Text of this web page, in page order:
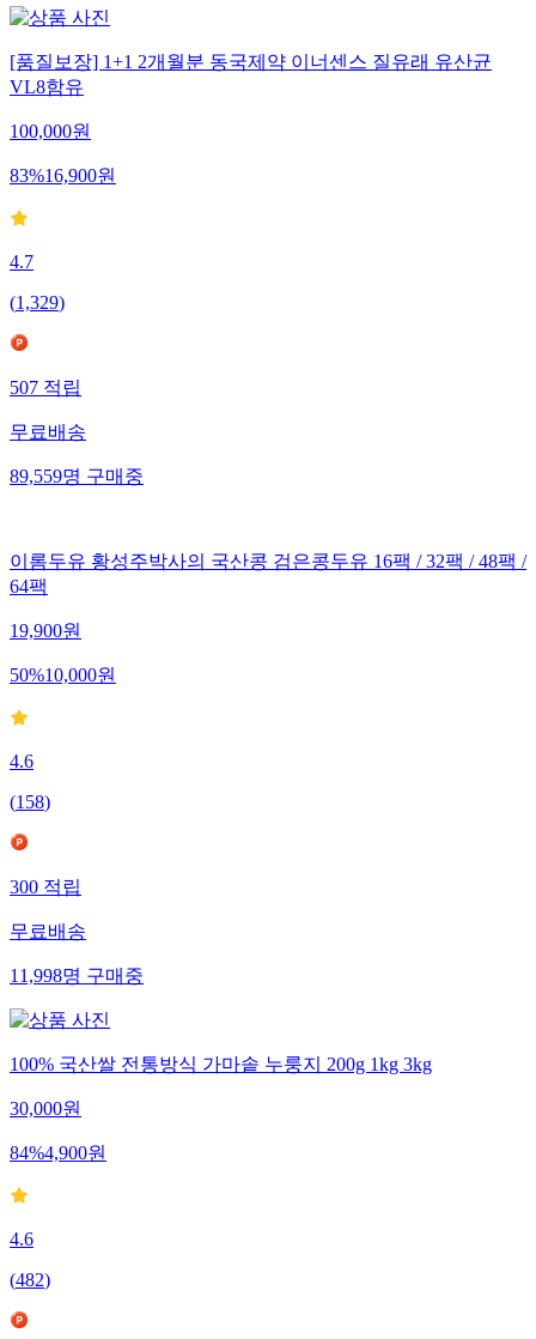
[품질보장] 1+1 2개월분 동국제약 이너센스 질유래 유산균
VL8함유
100,000원
83%16,900원
4.7
(1,329)
507적립
무료배송
89,559명구매중
이롬두유 황성주박사의 국산콩 검은콩두유 16팩 / 32팩 / 48팩 /
64팩
19,900원
50%10,000원
4.6
(158)
300적립
무료배송
11,998명구매중
100% 국산쌀 전통방식 가마솥 누룽지 200g 1kg 3kg
30,000원
84%4,900원
4.6
(482)